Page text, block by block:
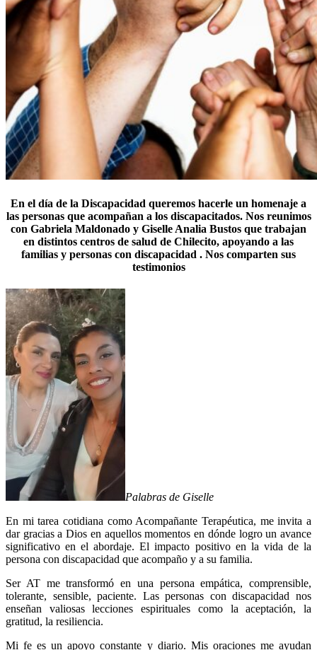
En el día de la Discapacidad queremos hacerle un homenaje a
las personas que acompañan a los discapacitados. Nos reunimos
con Gabriela Maldonado y Giselle Analia Bustos que trabajan
en distintos centros de salud de Chilecito, apoyando a las
familias y personas con discapacidad . Nos comparten sus
testimonios
Palabras de Giselle
En mi tarea cotidiana como Acompañante Terapéutica, me invita a
dar gracias a Dios en aquellos momentos en dónde logro un avance
significativo en el abordaje. El impacto positivo en la vida de la
persona con discapacidad que acompaño y a su familia.
Ser AT me transformó en una persona empática, comprensible,
tolerante, sensible, paciente. Las personas con discapacidad nos
enseñan valiosas lecciones espirituales como la aceptación, la
gratitud, la resiliencia.
Mi fe es un apoyo constante y diario. Mis oraciones me ayudan